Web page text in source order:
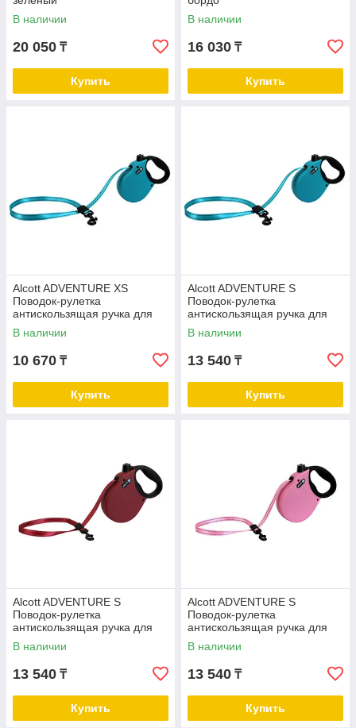
В наличии
20 050 ₸
Купить
В наличии
16 030 ₸
Купить
Alcott ADVENTURE XS
Поводок-рулетка
антискользящая ручка для
собак до 11 кг голубой
В наличии
10 670 ₸
Купить
Alcott ADVENTURE S
Поводок-рулетка
антискользящая ручка для
собак до 20 кг голубой
В наличии
13 540 ₸
Купить
Alcott ADVENTURE S
Поводок-рулетка
антискользящая ручка для
собак до 20 кг бордо
В наличии
13 540 ₸
Купить
Alcott ADVENTURE S
Поводок-рулетка
антискользящая ручка для
собак до 20 кг розовый
В наличии
13 540 ₸
Купить